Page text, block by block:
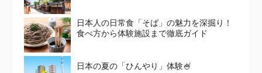
日本人の日常食「そば」の魅力を深掘り！
食べ方から体験施設まで徹底ガイド
日本の夏の「ひんやり」体験🍧